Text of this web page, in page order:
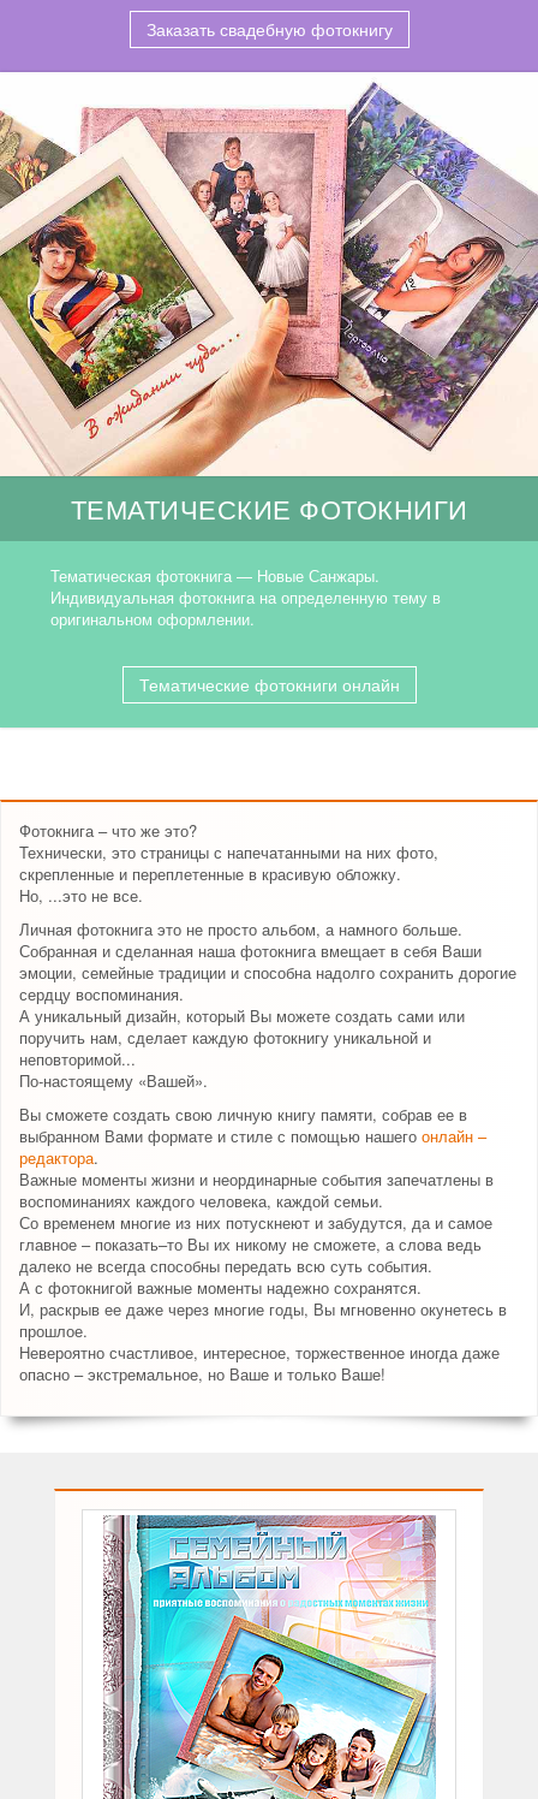
Заказать свадебную фотокнигу
ТЕМАТИЧЕСКИЕ ФОТОКНИГИ
Тематическая фотокнига — Новые Санжары.
Индивидуальная фотокнига на определенную тему в
оригинальном оформлении.
Тематические фотокниги онлайн
Фотокнига – что же это?
Технически, это страницы с напечатанными на них фото,
скрепленные и переплетенные в красивую обложку.
Но, ...это не все.
Личная фотокнига это не просто альбом, а намного больше.
Собранная и сделанная наша фотокнига вмещает в себя Ваши
эмоции, семейные традиции и способна надолго сохранить дорогие
сердцу воспоминания.
А уникальный дизайн, который Вы можете создать сами или
поручить нам, сделает каждую фотокнигу уникальной и
неповторимой...
По-настоящему «Вашей».
Вы сможете создать свою личную книгу памяти, собрав ее в
выбранном Вами формате и стиле с помощью нашего онлайн –
редактора.
Важные моменты жизни и неординарные события запечатлены в
воспоминаниях каждого человека, каждой семьи.
Со временем многие из них потускнеют и забудутся, да и самое
главное – показать–то Вы их никому не сможете, а слова ведь
далеко не всегда способны передать всю суть события.
А с фотокнигой важные моменты надежно сохранятся.
И, раскрыв ее даже через многие годы, Вы мгновенно окунетесь в
прошлое.
Невероятно счастливое, интересное, торжественное иногда даже
опасно – экстремальное, но Ваше и только Ваше!